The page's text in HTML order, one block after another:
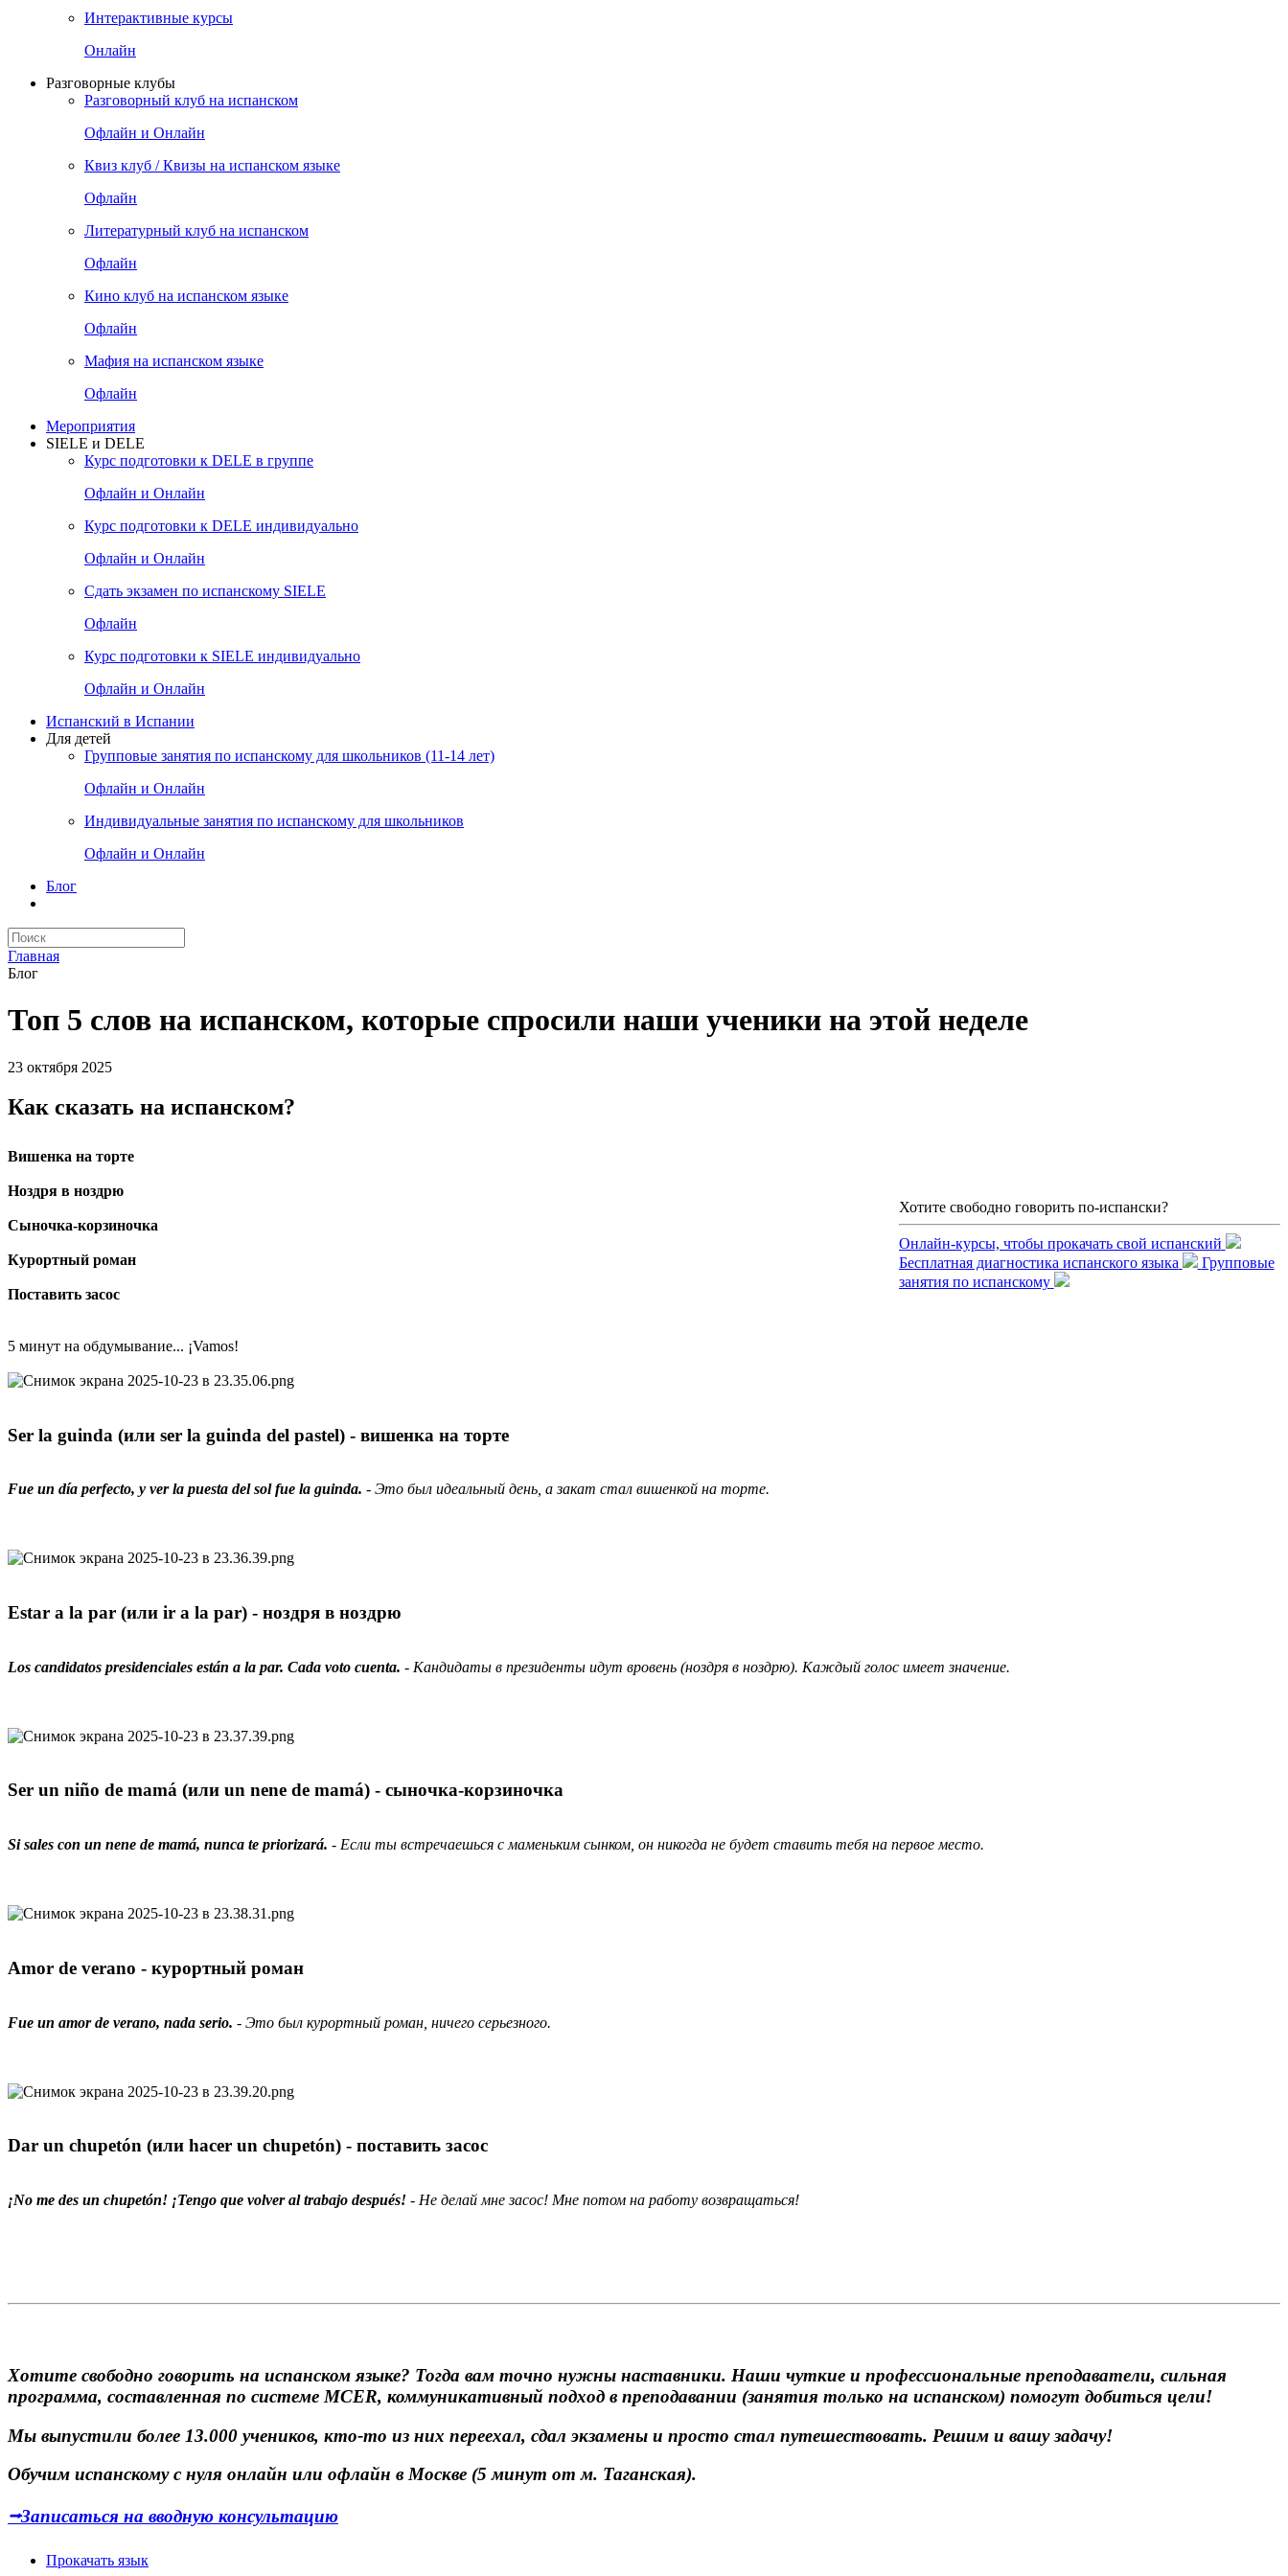
Интерактивные курсы
Онлайн
Разговорные клубы
Разговорный клуб на испанском
Офлайн и Онлайн
Квиз клуб / Квизы на испанском языке
Офлайн
Литературный клуб на испанском
Офлайн
Кино клуб на испанском языке
Офлайн
Мафия на испанском языке
Офлайн
Мероприятия
SIELE и DELE
Курс подготовки к DELE в группе
Офлайн и Онлайн
Курс подготовки к DELE индивидуально
Офлайн и Онлайн
Сдать экзамен по испанскому SIELE
Офлайн
Курс подготовки к SIELE индивидуально
Офлайн и Онлайн
Испанский в Испании
Для детей
Групповые занятия по испанскому для школьников (11-14 лет)
Офлайн и Онлайн
Индивидуальные занятия по испанскому для школьников
Офлайн и Онлайн
Блог
Главная
Блог
Топ 5 слов на испанском, которые спросили наши ученики на этой неделе
23 октября 2025
Как сказать на испанском?
Вишенка на торте
Ноздря в ноздрю
Сыночка-корзиночка
Курортный роман
Поставить засос
5 минут на обдумывание... ¡Vamos!
Ser la guinda (или ser la guinda del pastel) - вишенка на торте
Fue un día perfecto, y ver la puesta del sol fue la guinda. - Это был идеальный день, а закат стал вишенкой на торте.
Estar a la par (или ir a la par) - ноздря в ноздрю
Los candidatos presidenciales están a la par. Cada voto cuenta. - Кандидаты в президенты идут вровень (ноздря в ноздрю). Каждый голос имеет значение.
Ser un niño de mamá (или un nene de mamá) - сыночка-корзиночка
Si sales con un nene de mamá, nunca te priorizará. - Если ты встречаешься с маменьким сынком, он никогда не будет ставить тебя на первое место.
Amor de verano - курортный роман
Fue un amor de verano, nada serio. - Это был курортный роман, ничего серьезного.
Dar un chupetón (или hacer un chupetón) - поставить засос
¡No me des un chupetón! ¡Tengo que volver al trabajo después! - Не делай мне засос! Мне потом на работу возвращаться!
Хотите свободно говорить на испанском языке? Тогда вам точно нужны наставники. Наши чуткие и профессиональные преподаватели, сильная
программа, составленная по системе MCER, коммуникативный подход в преподавании (занятия только на испанском) помогут добиться цели!
Мы выпустили более 13.000 учеников, кто-то из них переехал, сдал экзамены и просто стал путешествовать. Решим и вашу задачу!
Обучим испанскому с нуля онлайн или офлайн в Москве (5 минут от м. Таганская).
⭢Записаться на вводную консультацию
Хотите свободно говорить по-испански?
Онлайн-курсы, чтобы прокачать свой испанский
Бесплатная диагностика испанского языка
Групповые
занятия по испанскому
Прокачать язык